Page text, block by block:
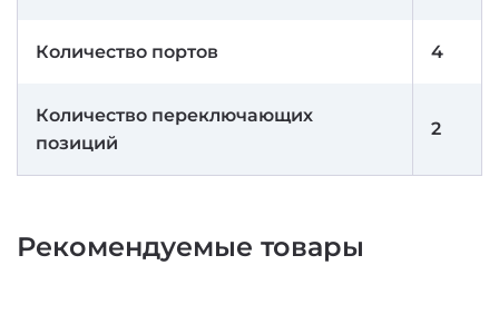
Количество портов 4
Количество переключающих
позиций
2
Рекомендуемые товары